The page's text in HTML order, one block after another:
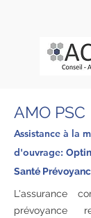
AMO PSC
Assistance à la
d'ouvrage:
Santé
L'assurance
prévoyance